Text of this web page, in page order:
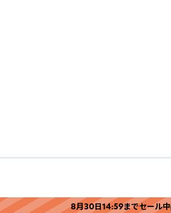
8月30日14:59までセール中